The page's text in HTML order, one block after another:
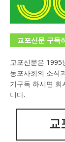
교포신문 구독
교포신문은 1995
동포사회의 소식
기구독 하시면 회
니다.